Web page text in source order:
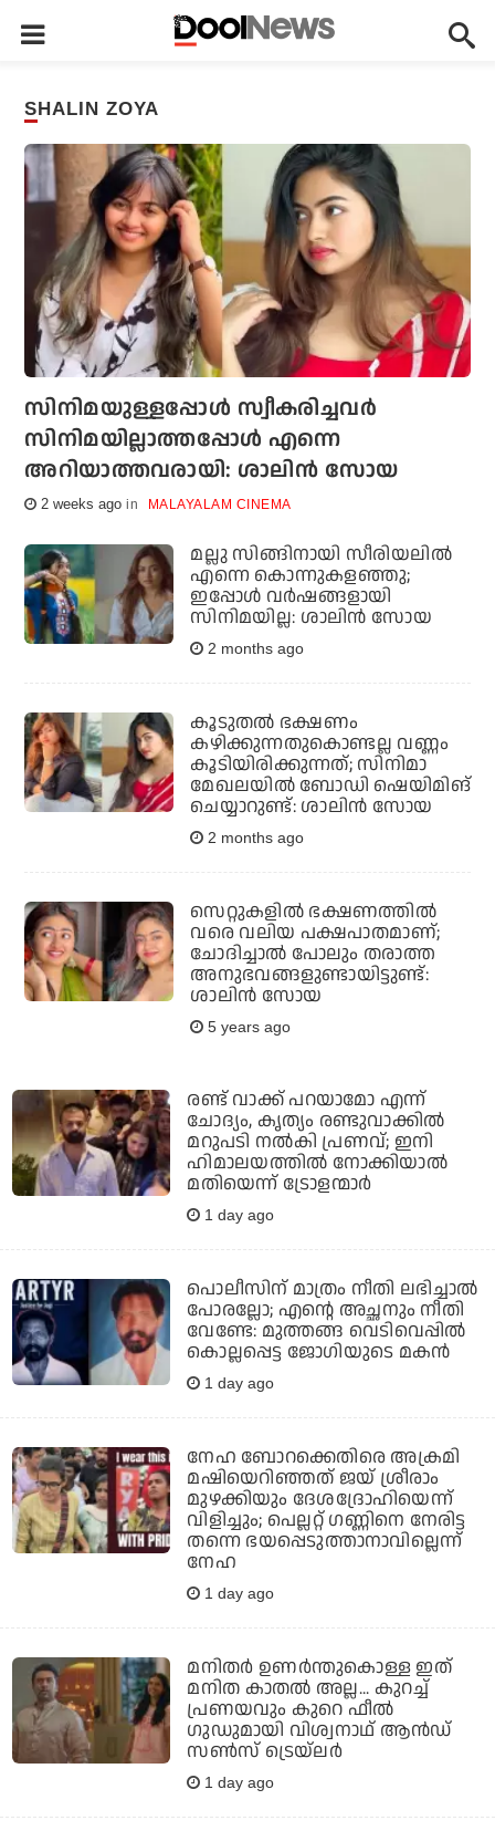
SHALIN ZOYA
സിനിമയുള്ളപ്പോള്‍ സ്വീകരിച്ചവര്‍
സിനിമയില്ലാത്തപ്പോള്‍ എന്നെ
അറിയാത്തവരായി: ശാലിന്‍ സോയ
2 weeks ago MALAYALAM CINEMA
മല്ലു സിങ്ങിനായി സീരിയലിൽ
എന്നെ കൊന്നുകളഞ്ഞു;
ഇപ്പോൾ വർഷങ്ങളായി
സിനിമയില്ല: ശാലിൻ സോയ
2 months ago
കൂടുതൽ ഭക്ഷണം
കഴിക്കുന്നതുകൊണ്ടല്ല വണ്ണം
കൂടിയിരിക്കുന്നത്; സിനിമാ
മേഖലയിൽ ബോഡി ഷെയിമിങ്
ചെയ്യാറുണ്ട്: ശാലിൻ സോയ
2 months ago
സെറ്റുകളില്‍ ഭക്ഷണത്തില്‍
വരെ വലിയ പക്ഷപാതമാണ്;
ചോദിച്ചാല്‍ പോലും തരാത്ത
അനുഭവങ്ങളുണ്ടായിട്ടുണ്ട്:
ശാലിന്‍ സോയ
5 years ago
രണ്ട് വാക്ക് പറയാമോ എന്ന്
ചോദ്യം, കൃത്യം രണ്ടുവാക്കില്‍
മറുപടി നല്‍കി പ്രണവ്; ഇനി
ഹിമാലയത്തില്‍ നോക്കിയാല്‍
മതിയെന്ന് ട്രോളന്മാര്‍
1 day ago
പൊലീസിന് മാത്രം നീതി ലഭിച്ചാല്‍
പോരല്ലോ; എന്റെ അച്ഛനും നീതി
വേണ്ടേ: മുത്തങ്ങ വെടിവെപ്പില്‍
കൊല്ലപ്പെട്ട ജോഗിയുടെ മകന്‍
1 day ago
നേഹ ബോറക്കെതിരെ അക്രമി
മഷിയെറിഞ്ഞത് ജയ് ശ്രീരാം
മുഴക്കിയും ദേശദ്രോഹിയെന്ന്
വിളിച്ചും; പെല്ലറ്റ് ഗണ്ണിനെ നേരിട്ട
തന്നെ ഭയപ്പെടുത്താനാവില്ലെന്ന്
നേഹ
1 day ago
മനിതര്‍ ഉണര്‍ന്തുകൊള്ള ഇത്
മനിത കാതല്‍ അല്ല... കുറച്ച്
പ്രണയവും കുറെ ഫീല്‍
ഗുഡുമായി വിശ്വനാഥ് ആന്‍ഡ്
സണ്‍സ് ട്രെയ്‌ലര്‍
1 day ago